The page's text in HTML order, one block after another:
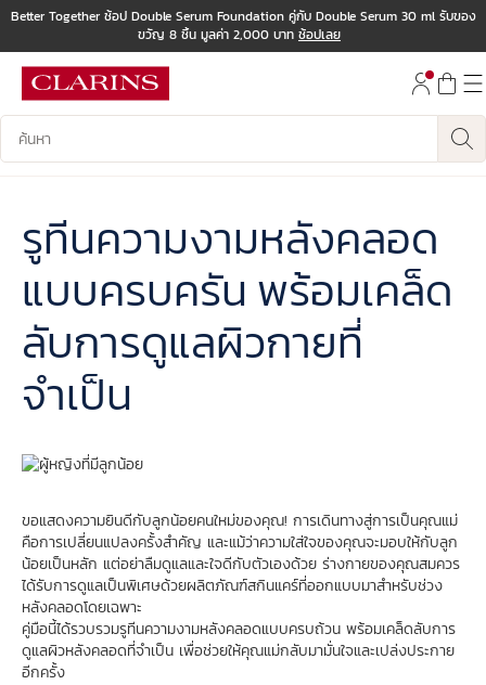
ไปที่ส่วนท้าย
Better Together ช้อป Double Serum Foundation คู่กับ Double Serum 30 ml รับของ
ขวัญ 8 ชิ้น มูลค่า 2,000 บาท ช้อปเลย
บันทึกข้อมูลค้นหา
รูทีนความงามหลังคลอด
แบบครบครัน พร้อมเคล็ด
ลับการดูแลผิวกายที่
จำเป็น
ขอแสดงความยินดีกับลูกน้อยคนใหม่ของคุณ! การเดินทางสู่การเป็นคุณแม่
คือการเปลี่ยนแปลงครั้งสำคัญ และแม้ว่าความใส่ใจของคุณจะมอบให้กับลูก
น้อยเป็นหลัก แต่อย่าลืมดูแลและใจดีกับตัวเองด้วย ร่างกายของคุณสมควร
ได้รับการดูแลเป็นพิเศษด้วยผลิตภัณฑ์สกินแคร์ที่ออกแบบมาสำหรับช่วง
หลังคลอดโดยเฉพาะ
คู่มือนี้ได้รวบรวมรูทีนความงามหลังคลอดแบบครบถ้วน พร้อมเคล็ดลับการ
ดูแลผิวหลังคลอดที่จำเป็น เพื่อช่วยให้คุณแม่กลับมามั่นใจและเปล่งประกาย
อีกครั้ง